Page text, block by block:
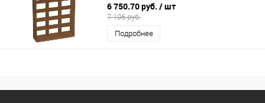
6 750.70 руб. / шт
7 106 руб.
Подробнее